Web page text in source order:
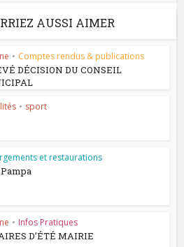
AUSSI AIMER
• Comptes rendus & publications
DÉCISION DU CONSEIL
• sport
et restaurations
• Infos Pratiques
D’ÉTÉ MAIRIE